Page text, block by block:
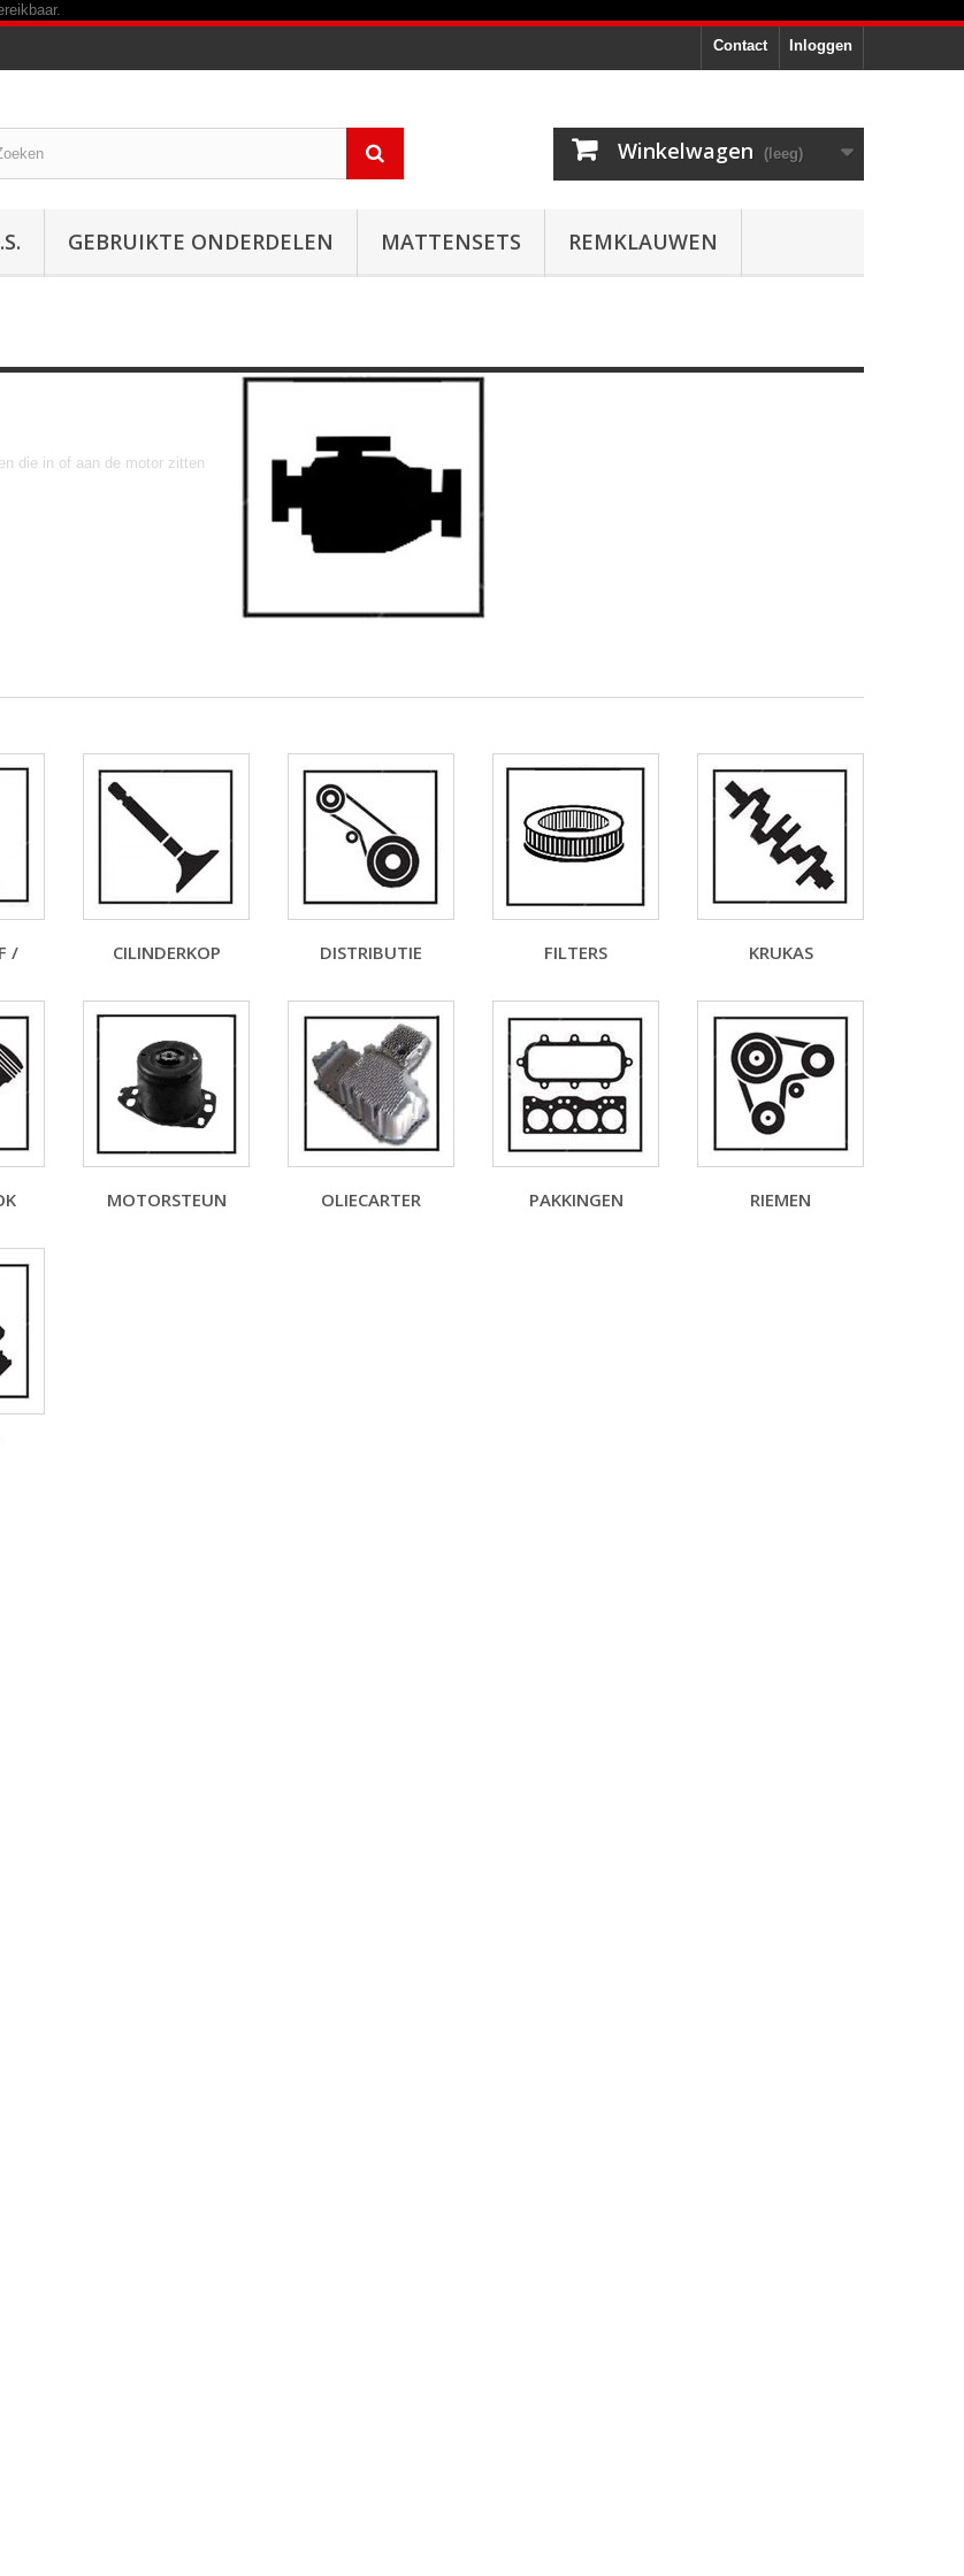
Inloggen
Contact
Winkelwagen (leeg)
GEBRUIKTE ONDERDELEN MATTENSETS REMKLAUWEN
die in of aan de motor zitten
/
CILINDERKOP DISTRIBUTIE FILTERS KRUKAS
MOTORSTEUN OLIECARTER PAKKINGEN RIEMEN